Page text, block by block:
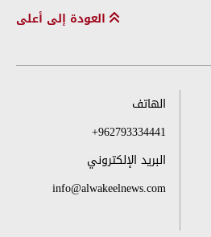
العودة إلى أعلى
الهاتف
+962793334441
البريد الإلكتروني
info@alwakeelnews.com